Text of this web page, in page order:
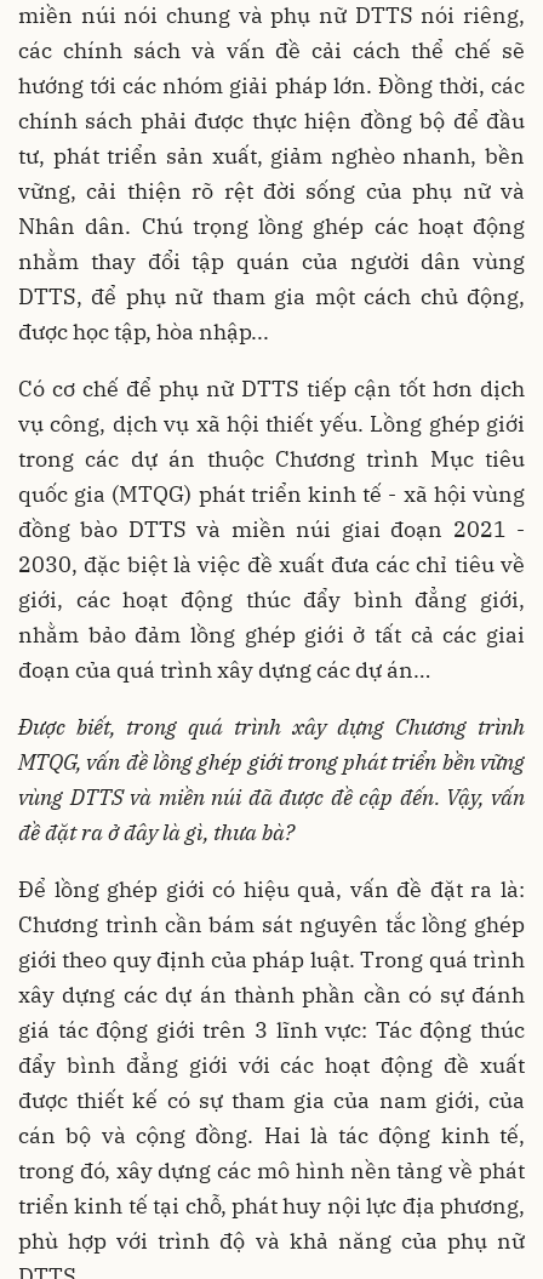
miền núi nói chung và phụ nữ DTTS nói riêng,
các chính sách và vấn đề cải cách thể chế sẽ
hướng tới các nhóm giải pháp lớn. Đồng thời, các
chính sách phải được thực hiện đồng bộ để đầu
tư, phát triển sản xuất, giảm nghèo nhanh, bền
vững, cải thiện rõ rệt đời sống của phụ nữ và
Nhân dân. Chú trọng lồng ghép các hoạt động
nhằm thay đổi tập quán của người dân vùng
DTTS, để phụ nữ tham gia một cách chủ động,
được học tập, hòa nhập...
Có cơ chế để phụ nữ DTTS tiếp cận tốt hơn dịch
vụ công, dịch vụ xã hội thiết yếu. Lồng ghép giới
trong các dự án thuộc Chương trình Mục tiêu
quốc gia (MTQG) phát triển kinh tế - xã hội vùng
đồng bào DTTS và miền núi giai đoạn 2021 -
2030, đặc biệt là việc đề xuất đưa các chỉ tiêu về
giới, các hoạt động thúc đẩy bình đẳng giới,
nhằm bảo đảm lồng ghép giới ở tất cả các giai
đoạn của quá trình xây dựng các dự án…
Được biết, trong quá trình xây dựng Chương trình
MTQG, vấn đề lồng ghép giới trong phát triển bền vững
vùng DTTS và miền núi đã được đề cập đến. Vậy, vấn
đề đặt ra ở đây là gì, thưa bà?
Để lồng ghép giới có hiệu quả, vấn đề đặt ra là:
Chương trình cần bám sát nguyên tắc lồng ghép
giới theo quy định của pháp luật. Trong quá trình
xây dựng các dự án thành phần cần có sự đánh
giá tác động giới trên 3 lĩnh vực: Tác động thúc
đẩy bình đẳng giới với các hoạt động đề xuất
được thiết kế có sự tham gia của nam giới, của
cán bộ và cộng đồng. Hai là tác động kinh tế,
trong đó, xây dựng các mô hình nền tảng về phát
triển kinh tế tại chỗ, phát huy nội lực địa phương,
phù hợp với trình độ và khả năng của phụ nữ